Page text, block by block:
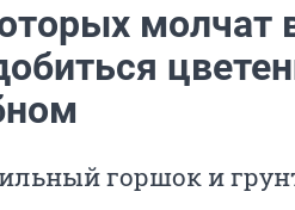
молчат
горшок и